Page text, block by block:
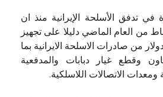
في تدفق الأسلحة الإيرانية منذ ان
من العام الماضي دليلا على تجهيز
مليون دولار من صادرات الاسلحة الايرانية بما
وقطع غيار دبابات والمدفعية
ومعدات الاتصالات اللاسلكية.